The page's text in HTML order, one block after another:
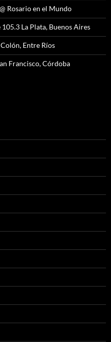
Rosario en el Mundo
La Plata, Buenos Aires
Entre Ríos
Francisco, Córdoba